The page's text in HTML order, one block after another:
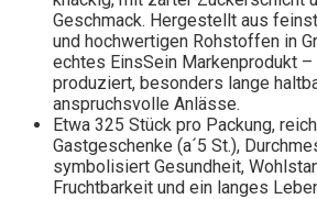
Geschmack. Hergestellt aus
und hochwertigen Rohstoffen in
echtes EinsSein Markenprodukt
produziert, besonders lange
anspruchsvolle Anlässe.
Etwa 325 Stück pro Packung,
Gastgeschenke (a´5 St.),
symbolisiert Gesundheit,
Fruchtbarkeit und ein langes